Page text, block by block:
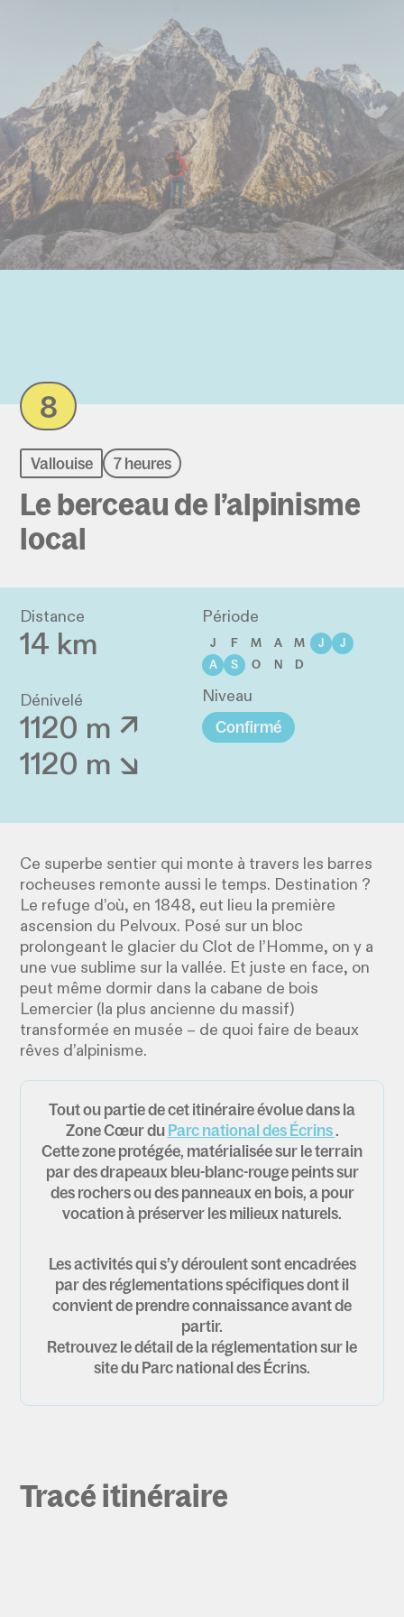
8
Vallouise 7 heures
Le berceau de l’alpinisme
local
Distance
14 km
Dénivelé
1120 m ↗
1120 m ↘
Période
J
F M A M J
J
A
S O N
D
Niveau
Confirmé
Ce superbe sentier qui monte à travers les barres
rocheuses remonte aussi le temps. Destination ?
Le refuge d’où, en 1848, eut lieu la première
ascension du Pelvoux. Posé sur un bloc
prolongeant le glacier du Clot de l’Homme, on y a
une vue sublime sur la vallée. Et juste en face, on
peut même dormir dans la cabane de bois
Lemercier (la plus ancienne du massif)
transformée en musée – de quoi faire de beaux
rêves d’alpinisme.
Tout ou partie de cet itinéraire évolue dans la
Zone Cœur duParc national des Écrins.
Cette zone protégée, matérialisée sur le terrain
par des drapeaux bleu-blanc-rouge peints sur
des rochers ou des panneaux en bois, a pour
vocation à préserver les milieux naturels.
Les activités qui s’y déroulent sont encadrées
par des réglementations spécifiques dont il
convient de prendre connaissance avant de
partir.
Retrouvez le détail de la réglementation sur le
site du Parc national des Écrins.
Tracé itinéraire